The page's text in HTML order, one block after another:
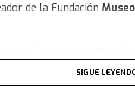
de la Fundación
con sus 19.000
distintos estilos, artes
SIGUE